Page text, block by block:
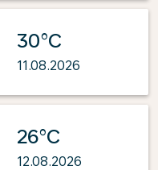
30°C
11.08.2026
26°C
12.08.2026